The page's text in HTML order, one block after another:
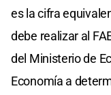
es la cifra
debe realizar al
del Ministerio de
Economía a